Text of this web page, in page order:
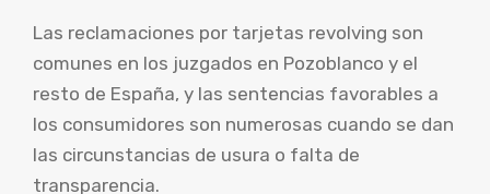
Las reclamaciones por tarjetas revolving son
comunes en los juzgados en Pozoblanco y el
resto de España, y las sentencias favorables a
los consumidores son numerosas cuando se dan
las circunstancias de usura o falta de
transparencia.